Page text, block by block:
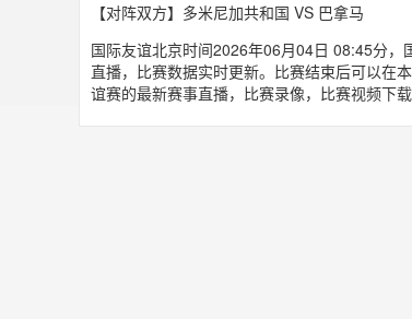
【对阵双方】多米尼加共和国 VS 巴拿马
国际友谊北京时间2026年06月04日 08:45分
直播，比赛数据实时更新。比赛结束后可以在
谊赛的最新赛事直播，比赛录像，比赛视频下载